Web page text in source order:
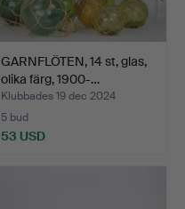
GARNFLÖTEN, 14 st, glas,
olika färg, 1900-…
Klubbades 19 dec 2024
5 bud
53 USD